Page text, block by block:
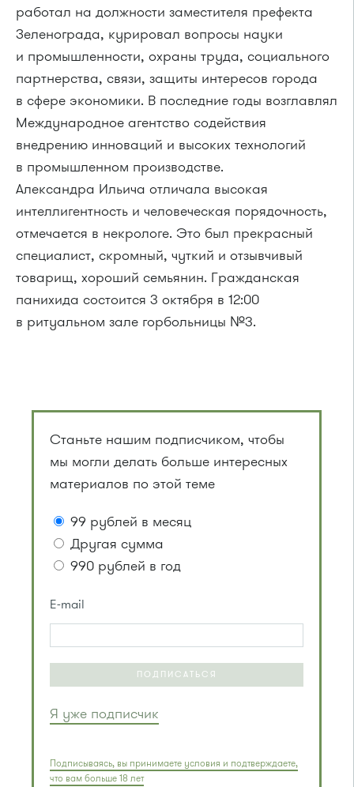
работал на должности заместителя префекта
Зеленограда, курировал вопросы науки
и промышленности, охраны труда, социального
партнерства, связи, защиты интересов города
в сфере экономики. В последние годы возглавлял
Международное агентство содействия
внедрению инноваций и высоких технологий
в промышленном производстве.
Александра Ильича отличала высокая
интеллигентность и человеческая порядочность,
отмечается в некрологе. Это был прекрасный
специалист, скромный, чуткий и отзывчивый
товарищ, хороший семьянин. Гражданская
панихида состоится 3 октября в 12:00
в ритуальном зале горбольницы №3.
Станьте нашим подписчиком, чтобы
мы могли делать больше интересных
материалов по этой теме
99 рублей в месяц
Другая сумма
990 рублей в год
E-mail
ПОДПИСАТЬСЯ
Я уже подписчик
Подписываясь, вы принимаете условия и подтверждаете,
что вам больше 18 лет